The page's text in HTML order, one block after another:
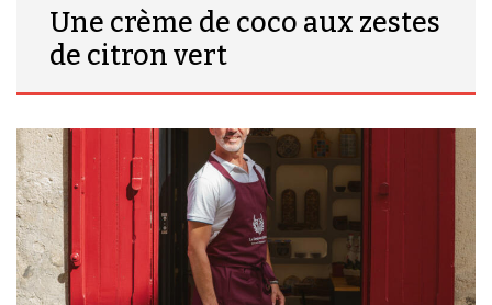
Une crème de coco aux zestes
de citron vert